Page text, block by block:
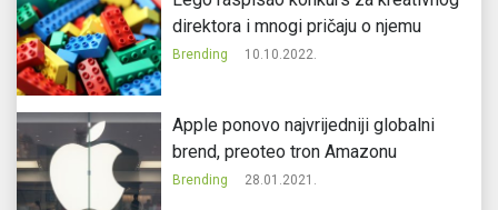
direktora i mnogi pričaju o njemu
Brending 10.10.2022.
Apple ponovo najvrijedniji globalni
brend, preoteo tron Amazonu
Brending 28.01.2021.